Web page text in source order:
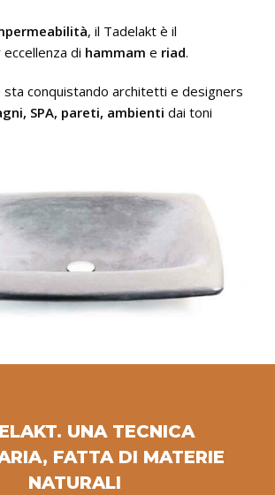
, il Tadelakt è il
di hammam e riad.
sta conquistando architetti e designers
SPA, pareti, ambienti dai toni
UNA TECNICA
FATTA DI MATERIE
NATURALI